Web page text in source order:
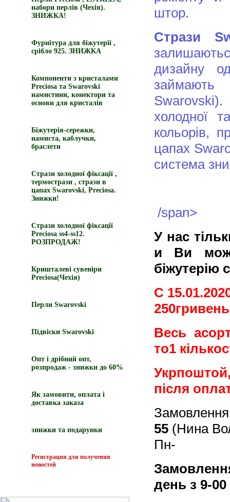
набори перлів (Чехія).
ЗНИЖКА!
Фурнітура для біжутерії ,
срібло 925. ЗНИЖКА
Компоненти з кристалами
Preciosa та Swarovski
намистини, конектори та
основи для кристалів
Біжутерія-сережки,
намиста, каблучки,
браслети
Стрази холодної фіксації ,
термострази , стрази в
цапах Swarovski, Preciosa.
Знижки!
Стрази холодної фіксації
Preciosa ss4-ss12.
РОЗПРОДАЖ!
Кришталеві сувеніри
Preciosa(Чехія)
Перли Swarovski
Підвіски Swarovski
Опт і дрібний опт,
розпродаж - знижки до 60%
Як замовити, оплата і
доставка заказа
знижки та подарунки
Регистрация для получения
новостей
штор.
Стрази
дизайну
займають
Swarovski).
холодної
кольорів,
цапах
система
/span>
У нас
и Ви
біжутерію
С
Весь
то1
після
55 (Нина
Пн-
день з 9-